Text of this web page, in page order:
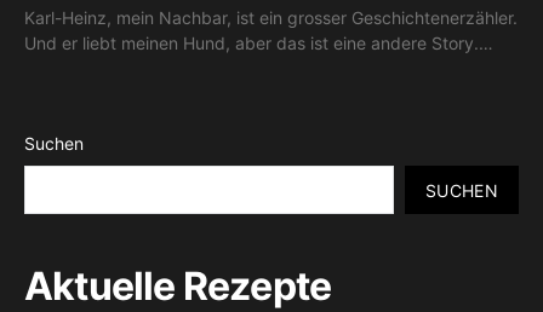
Karl-Heinz, mein Nachbar, ist ein grosser Geschichtenerzähler.
Und er liebt meinen Hund, aber das ist eine andere Story.…
Suchen
SUCHEN
Aktuelle Rezepte